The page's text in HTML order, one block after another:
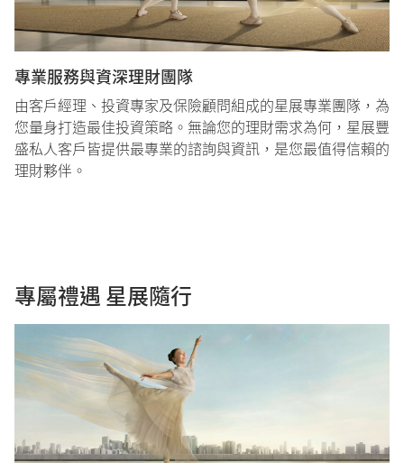
專業服務與資深理財團隊​
由客戶經理、投資專家及保險顧問組成的星展專業團隊，為
您量身打造最佳投資策略。無論您的理財需求為何，星展豐
盛私人客戶皆提供最專業的諮詢與資訊，是您最值得信賴的
理財夥伴。
專屬禮遇 星展隨行​